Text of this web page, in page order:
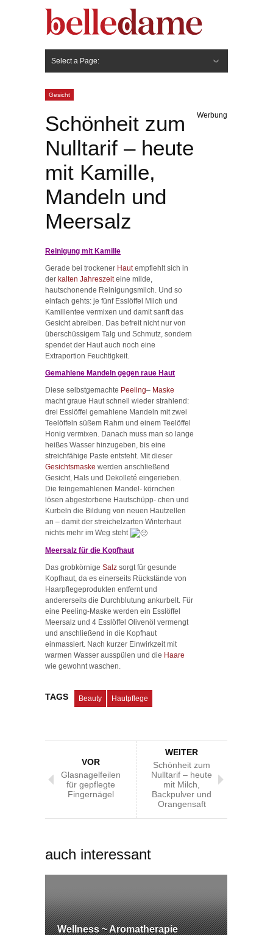
Select a Page:
Gesicht
Schönheit zum
Nulltarif – heute
mit Kamille,
Mandeln und
Meersalz
Werbung
Reinigung mit Kamille
Gerade bei trockener Hautempfiehlt sich in
der kalten Jahreszeiteine milde,
hautschonende Reinigungsmilch. Und so
einfach gehts: je fünf Esslöffel Milch und
Kamillentee vermixen und damit sanft das
Gesicht abreiben. Das befreit nicht nur von
überschüssigem Talg und Schmutz, sondern
spendet der Haut auch noch eine
Extraportion Feuchtigkeit.
Gemahlene Mandeln gegen raue Haut
Diese selbstgemachte Peeling– Maske
macht graue Haut schnell wieder strahlend:
drei Esslöffel gemahlene Mandeln mit zwei
Teelöffeln süßem Rahm und einem Teelöffel
Honig vermixen. Danach muss man so lange
heißes Wasser hinzugeben, bis eine
streichfähige Paste entsteht. Mit dieser
Gesichtsmaske werden anschließend
Gesicht, Hals und Dekolleté eingerieben.
Die feingemahlenen Mandel- körnchen
lösen abgestorbene Hautschüpp- chen und
Kurbeln die Bildung von neuen Hautzellen
an – damit der streichelzarten Winterhaut
nichts mehr im Weg steht
Meersalz für die Kopfhaut
Das grobkörnige Salz sorgt für gesunde
Kopfhaut, da es einerseits Rückstände von
Haarpflegeprodukten entfernt und
andererseits die Durchblutung ankurbelt. Für
eine Peeling-Maske werden ein Esslöffel
Meersalz und 4 Esslöffel Olivenöl vermengt
und anschließend in die Kopfhaut
einmassiert. Nach kurzer Einwirkzeit mit
warmen Wasser ausspülen und die Haare
wie gewohnt waschen.
TAGS Beauty Hautpflege
VOR
Glasnagelfeilen
für gepflegte
Fingernägel
WEITER
Schönheit zum
Nulltarif – heute
mit Milch,
Backpulver und
Orangensaft
auch interessant
Wellness ~ Aromatherapie